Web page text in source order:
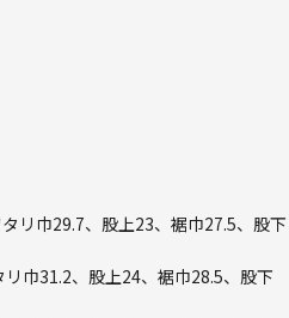
リ巾29.7、股上23、裾巾27.5、股下
巾31.2、股上24、裾巾28.5、股下